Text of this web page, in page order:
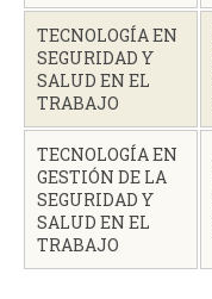
TECNOLOGÍA EN
SEGURIDAD Y
SALUD EN EL
TRABAJO
TECNOLOGÍA EN
GESTIÓN DE LA
SEGURIDAD Y
SALUD EN EL
TRABAJO